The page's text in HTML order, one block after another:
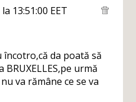
13:51:00 EET
încotro,că da poată să
urmă
va rămâne ce se va